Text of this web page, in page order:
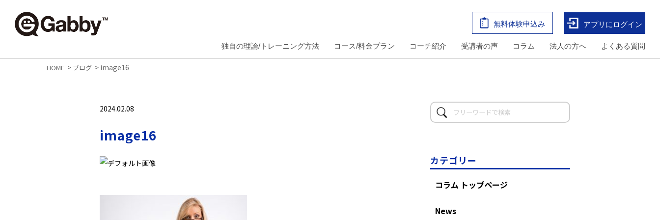
無料体験申込み アプリにログイン
独自の理論/トレーニング方法 コース/料金プラン コーチ紹介 受講者の声 コラム 法人の方へ よくある質問
HOME > ブログ > image16
2024.02.08
image16
カテゴリー
コラム トップページ
News